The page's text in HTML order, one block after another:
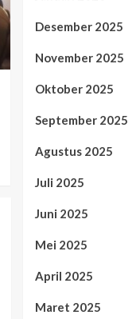
Desember 2025
November 2025
Oktober 2025
September 2025
Agustus 2025
Juli 2025
Juni 2025
Mei 2025
April 2025
Maret 2025